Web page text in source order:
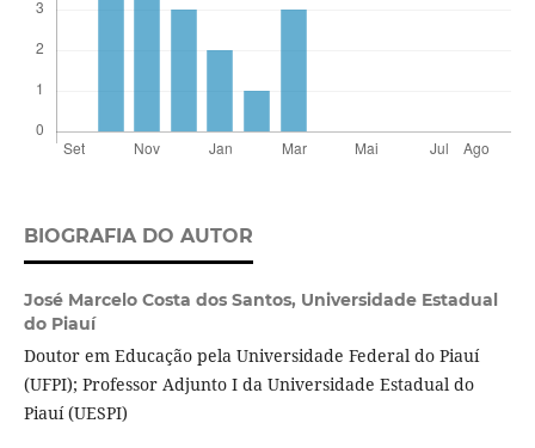
BIOGRAFIA DO AUTOR
José Marcelo Costa dos Santos, Universidade Estadual
do Piauí
Doutor em Educação pela Universidade Federal do Piauí
(UFPI); Professor Adjunto I da Universidade Estadual do
Piauí (UESPI)